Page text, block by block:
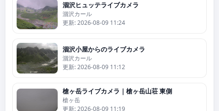
涸沢ヒュッテライブカメラ
涸沢カール
更新: 2026-08-09 11:24
涸沢小屋からのライブカメラ
涸沢カール
更新: 2026-08-09 11:12
槍ヶ岳ライブカメラ｜槍ヶ岳山荘 東側
槍ヶ岳
更新: 2026-08-09 11:19